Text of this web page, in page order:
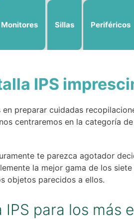
Monitores Sillas Periféricos
IPS
preparar cuidadas
centraremos en la categoría
te parezca agotador
la mejor gama de los
objetos parecidos a ellos.
para los más